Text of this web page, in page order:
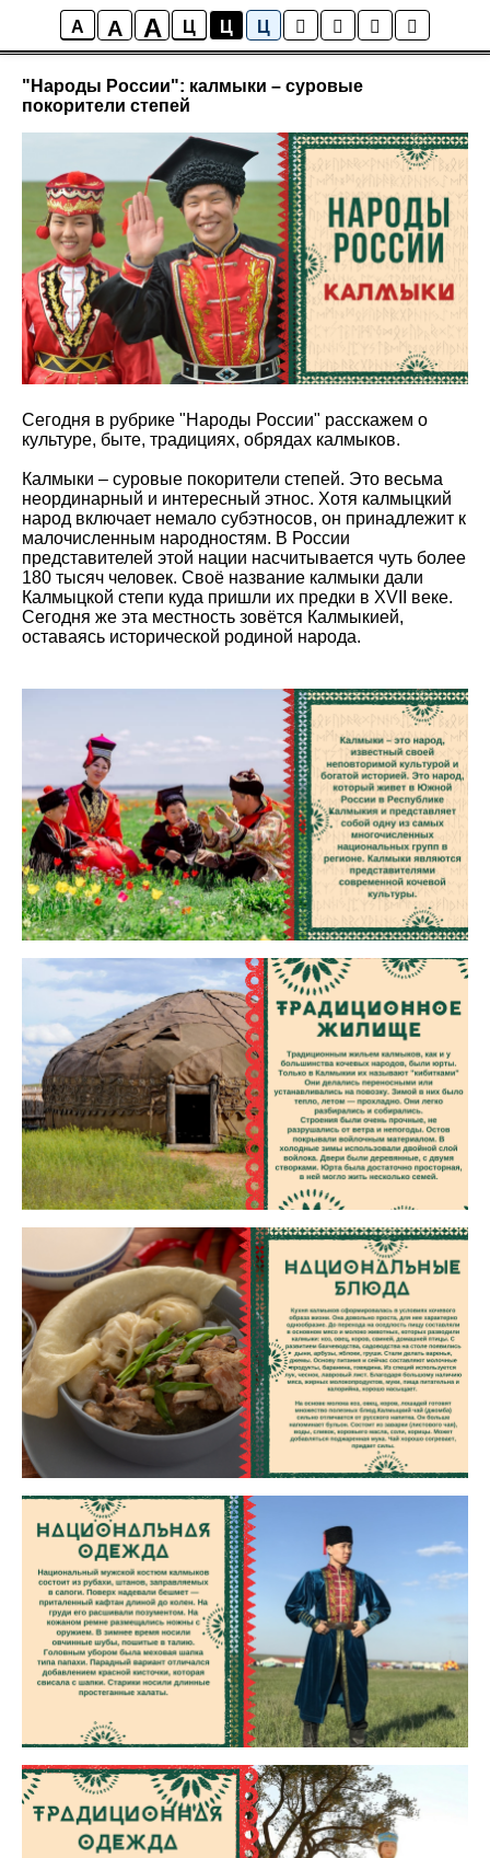
A A A Ц Ц Ц
Новостная лента Парка Николаева
"Народы России": калмыки – суровые
покорители степей
Сегодня в рубрике "Народы России" расскажем о
культуре, быте, традициях, обрядах калмыков.
Калмыки – суровые покорители степей. Это весьма
неординарный и интересный этнос. Хотя калмыцкий
народ включает немало субэтносов, он принадлежит к
малочисленным народностям. В России
представителей этой нации насчитывается чуть более
180 тысяч человек. Своё название калмыки дали
Калмыцкой степи куда пришли их предки в XVII веке.
Сегодня же эта местность зовётся Калмыкией,
оставаясь исторической родиной народа.